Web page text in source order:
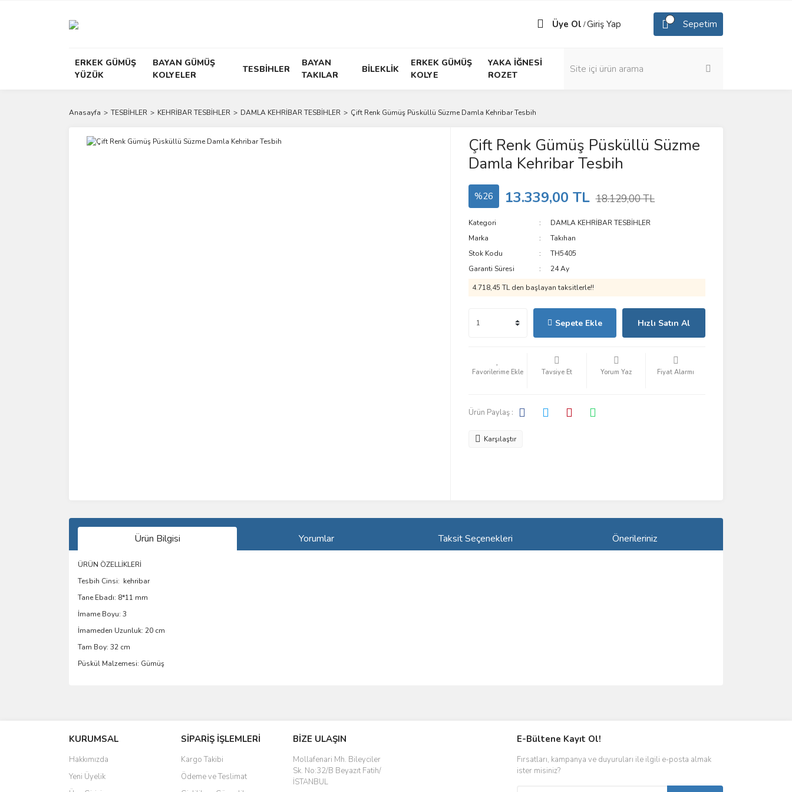
Üye Ol /Giriş Yap Sepetim
ERKEK GÜMÜŞ
YÜZÜK
BAYAN GÜMÜŞ
KOLYELER
TESBİHLER
BAYAN
TAKILAR
BİLEKLİK
ERKEK GÜMÜŞ
KOLYE
YAKA İĞNESİ
ROZET
Anasayfa TESBİHLER KEHRİBAR TESBİHLER DAMLA KEHRİBAR TESBİHLER Çift Renk Gümüş Püsküllü Süzme Damla Kehribar Tesbih
Çift Renk Gümüş Püsküllü Süzme
Damla Kehribar Tesbih
%26 13.339,00 TL 18.129,00 TL
Kategori
DAMLA KEHRİBAR TESBİHLER
Marka
Takıhan
Stok Kodu
TH5405
Garanti Süresi
24 Ay
4.718,45 TL den başlayan taksitlerle!!
Sepete Ekle Hızlı Satın Al
Tavsiye Et Yorum Yaz Fiyat Alarmı
Ürün Paylaş :
Karşılaştır
Ürün Bilgisi Yorumlar Taksit Seçenekleri Önerileriniz
ÜRÜN ÖZELLİKLERİ
Tesbih Cinsi: kehribar
Tane Ebadı: 8*11 mm
İmame Boyu: 3
İmameden Uzunluk: 20 cm
Tam Boy: 32 cm
Püskül Malzemesi: Gümüş
Ürün resmi kalitesiz, bozuk veya görüntülenemiyor.
Ürün açıklamasında eksik bilgiler bulunuyor.
Ürün bilgilerinde hatalar bulunuyor.
Ürün fiyatı diğer sitelerden daha pahalı.
KURUMSAL
Hakkımızda
Yeni Üyelik
SİPARİŞ İŞLEMLERİ
Kargo Takibi
Ödeme ve Teslimat
BİZE ULAŞIN
Mollafenari Mh. Bileyciler
Sk. No:32/B Beyazıt Fatih/
İSTANBUL
E-Bültene Kayıt Ol!
Fırsatları, kampanya ve duyuruları ile ilgili e-posta almak
ister misiniz?